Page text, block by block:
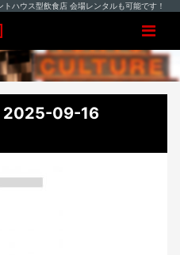
ハウス型飲食店 会場レンタルも可能です！
2025-09-16